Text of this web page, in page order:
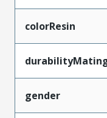
colorResin
gender